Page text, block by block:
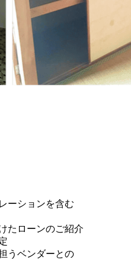
ーションを含む
たローンのご紹介
うベンダーとの